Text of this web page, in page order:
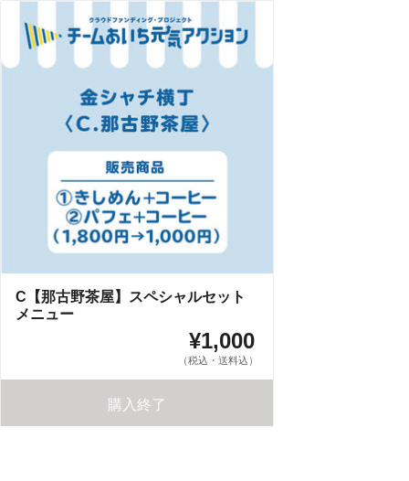
C【那古野茶屋】スペシャルセット
メニュー
¥1,000
（税込・送料込）
購入終了